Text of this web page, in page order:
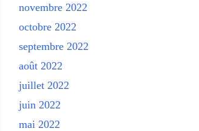
novembre 2022
octobre 2022
septembre 2022
août 2022
juillet 2022
juin 2022
mai 2022